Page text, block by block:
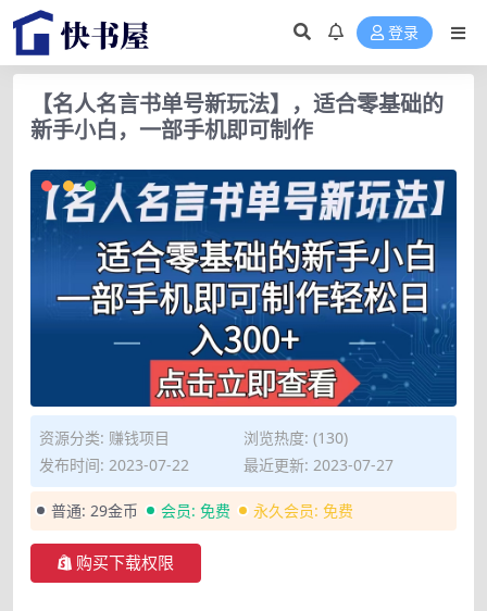
登录
【名人名言书单号新玩法】，适合零基础的
新手小白，一部手机即可制作
资源分类: 赚钱项目
浏览热度: (130)
发布时间: 2023-07-22
最近更新: 2023-07-27
普通: 29金币 会员: 免费 永久会员: 免费
购买下载权限